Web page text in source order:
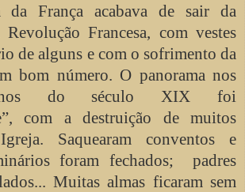
França acabava de sair da
Francesa, com vestes
de alguns e com o sofrimento da
bom número. O panorama nos
do século XIX foi
com a destruição de muitos
Saquearam conventos e
foram fechados; padres
Muitas almas ficaram sem